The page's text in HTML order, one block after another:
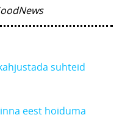
suhteid
eest hoiduma